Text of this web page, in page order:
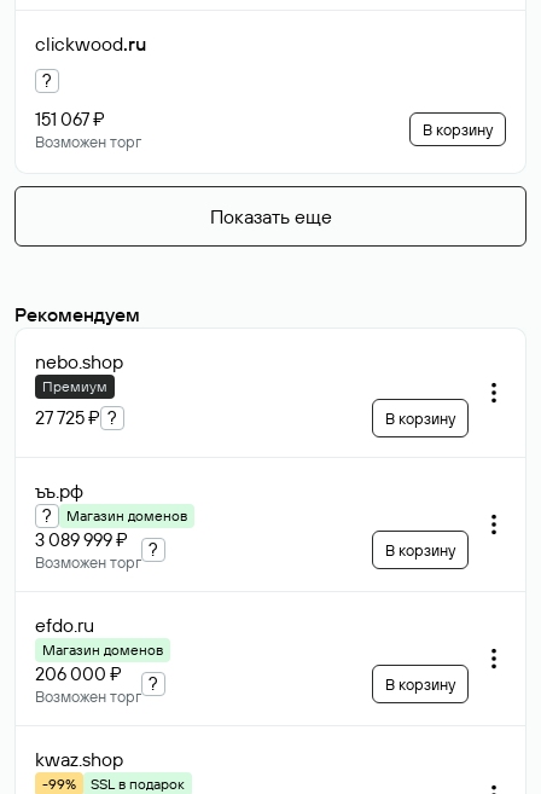
clickwood.ru
?
151 067 ₽
Возможен торг
В корзину
Показать еще
Рекомендуем
nebo.shop
Премиум
27 725 ₽ ? В корзину
ъъ.рф
? Магазин доменов
3 089 999 ₽
Возможен торг
? В корзину
efdo.ru
Магазин доменов
206 000 ₽
Возможен торг
? В корзину
kwaz.shop
-99%
SSL в подарок